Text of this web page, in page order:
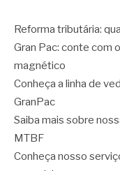
Reforma tributária:
Gran Pac: conte com
magnético
Conheça a linha de
GranPac
Saiba mais sobre
MTBF
Conheça nosso